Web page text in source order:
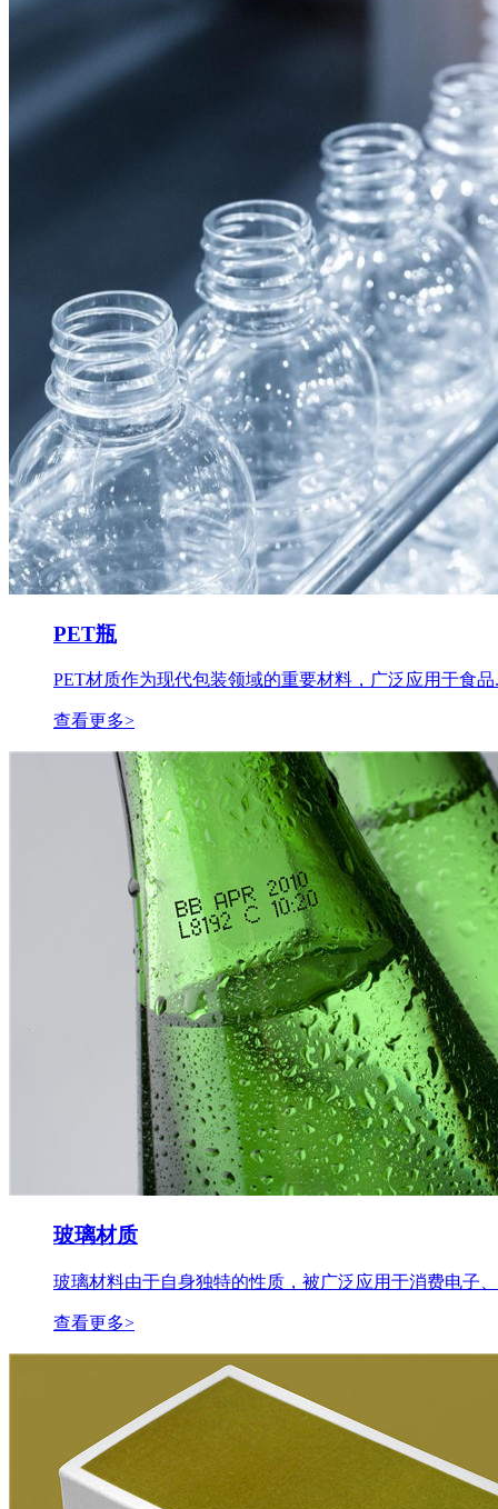
PET瓶
PET材质作为现代包装领域的重要材料，广泛应用于食品
查看更多>
玻璃材质
玻璃材料由于自身独特的性质，被广泛应用于消费电子
查看更多>